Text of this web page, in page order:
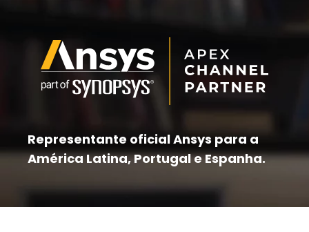
Representante oficial Ansys para a
América Latina, Portugal e Espanha.